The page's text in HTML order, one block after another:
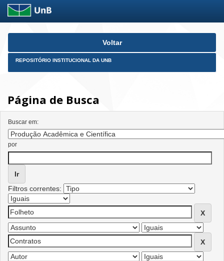
Skip
Voltar
REPOSITÓRIO INSTITUCIONAL DA UNB
Página de Busca
Buscar em:
por
Filtros correntes: